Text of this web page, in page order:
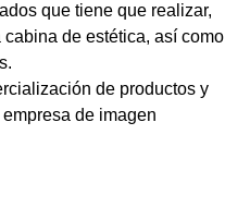
que tiene que realizar,
de estética, así como
de productos y
de imagen